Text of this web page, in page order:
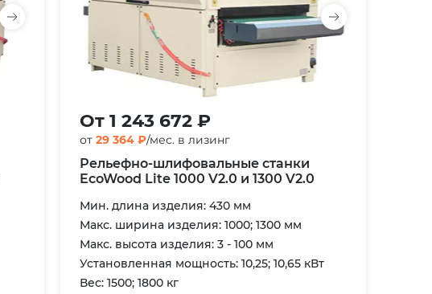
От 1 243 672 ₽
от 29 364 ₽/мес. в лизинг
Рельефно-шлифовальные станки
EcoWood Lite 1000 V2.0 и 1300 V2.0
Мин. длина изделия: 430 мм
Макс. ширина изделия: 1000; 1300 мм
Макс. высота изделия: 3 - 100 мм
Установленная мощность: 10,25; 10,65 кВт
Вес: 1500; 1800 кг